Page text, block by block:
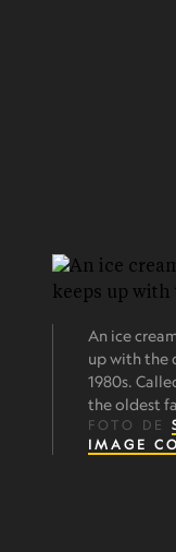
An ice
up with the
1980s.
the oldest
FOTO DE
IMAGE